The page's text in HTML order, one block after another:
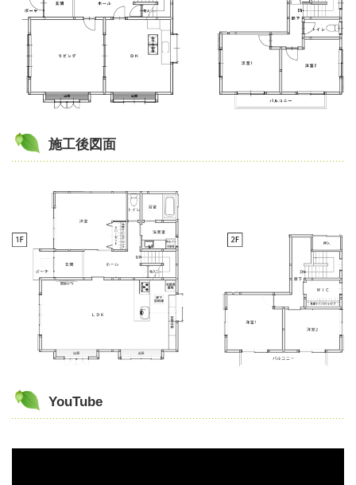
施工後図面
YouTube